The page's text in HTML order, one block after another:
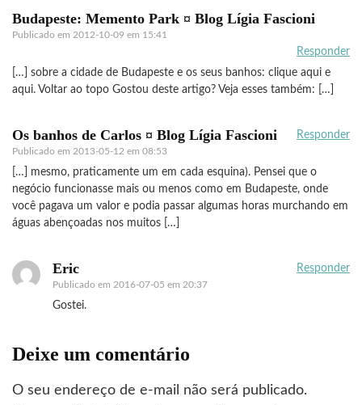
Budapeste: Memento Park ¤ Blog Lígia Fascioni
Publicado em 2012-10-09 em 15:41
Responder
[…] sobre a cidade de Budapeste e os seus banhos: clique aqui e
aqui. Voltar ao topo Gostou deste artigo? Veja esses também: […]
Os banhos de Carlos ¤ Blog Lígia Fascioni
Publicado em 2013-05-12 em 08:53
Responder
[…] mesmo, praticamente um em cada esquina). Pensei que o
negócio funcionasse mais ou menos como em Budapeste, onde
você pagava um valor e podia passar algumas horas murchando em
águas abençoadas nos muitos […]
Eric
Publicado em 2016-07-05 em 20:37
Responder
Gostei.
Deixe um comentário
O seu endereço de e-mail não será publicado.